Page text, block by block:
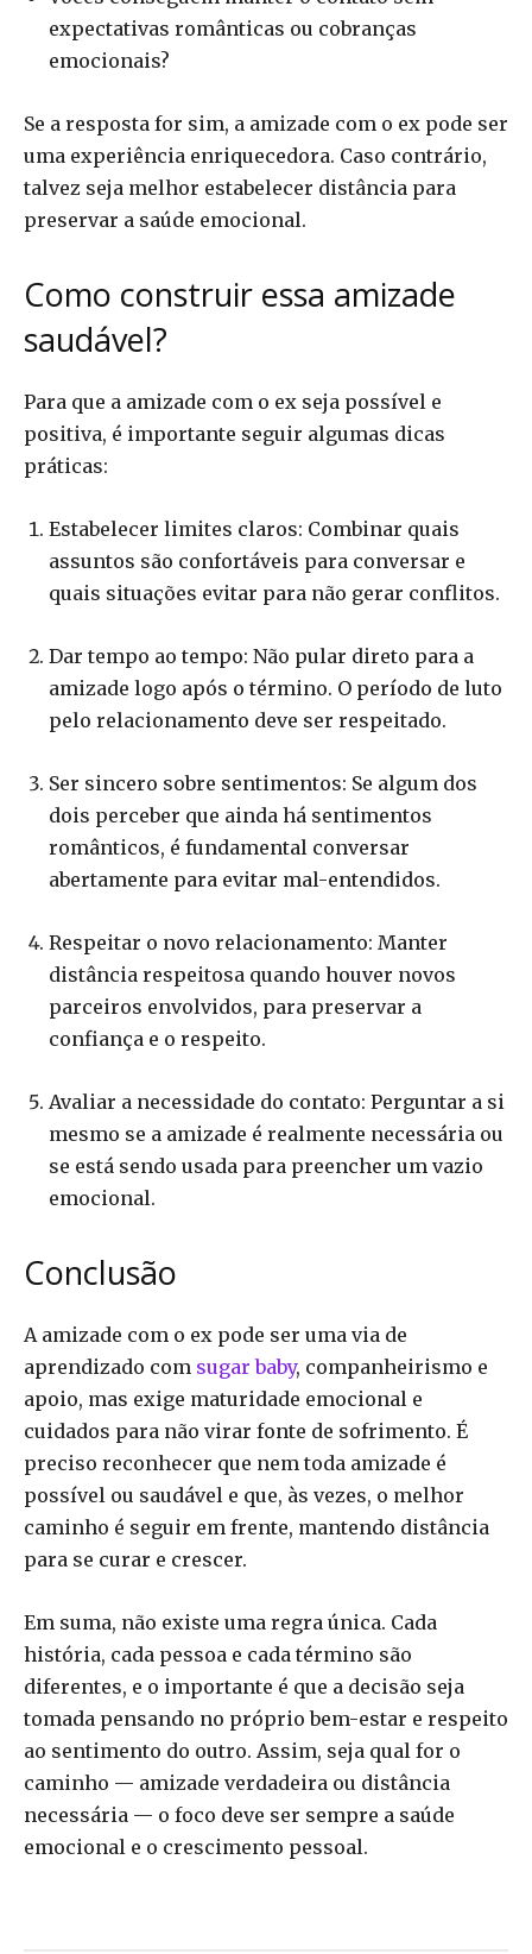
expectativas românticas ou cobranças
emocionais?
Se a resposta for sim, a amizade com o ex pode ser
uma experiência enriquecedora. Caso contrário,
talvez seja melhor estabelecer distância para
preservar a saúde emocional.
Como construir essa amizade
saudável?
Para que a amizade com o ex seja possível e
positiva, é importante seguir algumas dicas
práticas:
Estabelecer limites claros: Combinar quais
assuntos são confortáveis para conversar e
quais situações evitar para não gerar conflitos.
Dar tempo ao tempo: Não pular direto para a
amizade logo após o término. O período de luto
pelo relacionamento deve ser respeitado.
Ser sincero sobre sentimentos: Se algum dos
dois perceber que ainda há sentimentos
românticos, é fundamental conversar
abertamente para evitar mal-entendidos.
Respeitar o novo relacionamento: Manter
distância respeitosa quando houver novos
parceiros envolvidos, para preservar a
confiança e o respeito.
Avaliar a necessidade do contato: Perguntar a si
mesmo se a amizade é realmente necessária ou
se está sendo usada para preencher um vazio
emocional.
Conclusão
A amizade com o ex pode ser uma via de
aprendizado com sugar baby, companheirismo e
apoio, mas exige maturidade emocional e
cuidados para não virar fonte de sofrimento. É
preciso reconhecer que nem toda amizade é
possível ou saudável e que, às vezes, o melhor
caminho é seguir em frente, mantendo distância
para se curar e crescer.
Em suma, não existe uma regra única. Cada
história, cada pessoa e cada término são
diferentes, e o importante é que a decisão seja
tomada pensando no próprio bem-estar e respeito
ao sentimento do outro. Assim, seja qual for o
caminho — amizade verdadeira ou distância
necessária — o foco deve ser sempre a saúde
emocional e o crescimento pessoal.